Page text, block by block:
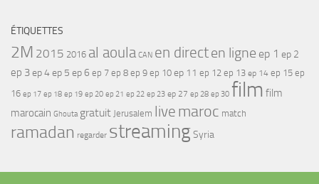
ÉTIQUETTES
2M 2015 2016 al aoula CAN en directen ligne ep 1 ep 2
ep 3ep 4ep 5 ep 6 ep 7 ep 8 ep 9 ep 10 ep 11 ep 12 ep 13 ep 14 ep 15 ep
16 ep 17 ep 18 ep 19 ep 20 ep 21 ep 22 ep 23 ep 27 ep 28 ep 30 film film
marocain Ghouta gratuit Jerusalem live maroc match
ramadan regarder streamingSyria